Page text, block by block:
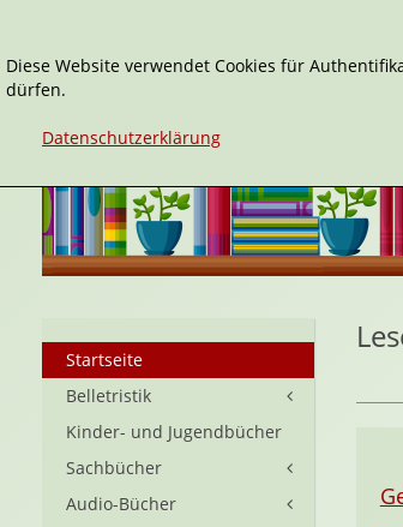
Startseite
Belletristik
Kinder- und Jugendbücher
Sachbücher
Audio-Bücher
Diese Website verwendet Cookies für
dürfen.
Datenschutzerklärung